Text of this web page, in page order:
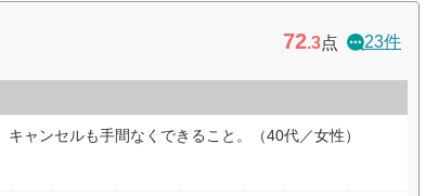
72.3点 23件
ャンセルも手間なくできること。（40代／女性）